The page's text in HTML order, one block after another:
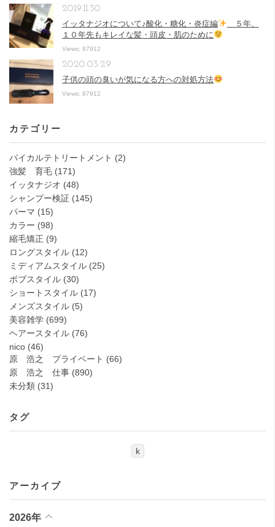
イッタナジオについて♪酸化・糖化・炎症編
５年、
１０年先もキレイな髪・頭皮・肌のために
2019.11.30
Views: 87912
子供の頭の臭いが気になる方への対処方法
2020.03.29
Views: 87912
カテゴリー
バイカルテトリートメント (2)
強髪 育毛 (171)
イッタナジオ (48)
シャンプー検証 (145)
パーマ (15)
カラー (98)
縮毛矯正 (9)
ロングスタイル (12)
ミディアムスタイル (25)
ボブスタイル (30)
ショートスタイル (17)
メンズスタイル (5)
美容雑学 (699)
ヘアースタイル (76)
nico (46)
原 浩之 プライベート (66)
原 浩之 仕事 (890)
未分類 (31)
タグ
k
アーカイブ
2026年